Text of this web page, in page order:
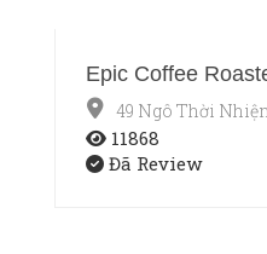
Epic Coffee
49 Ngô Thời
11868
Đã Review